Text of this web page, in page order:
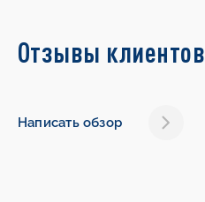
Отзывы клиентов
Написать обзор